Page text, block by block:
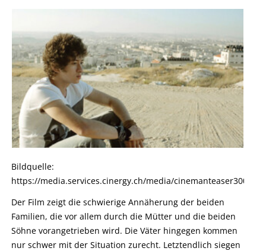
Bildquelle:
https://media.services.cinergy.ch/media/
Der Film zeigt die schwierige Annäherung der beiden
Familien, die vor allem durch die Mütter und die beiden
Söhne vorangetrieben wird. Die Väter hingegen kommen
nur schwer mit der Situation zurecht. Letztendlich siegen